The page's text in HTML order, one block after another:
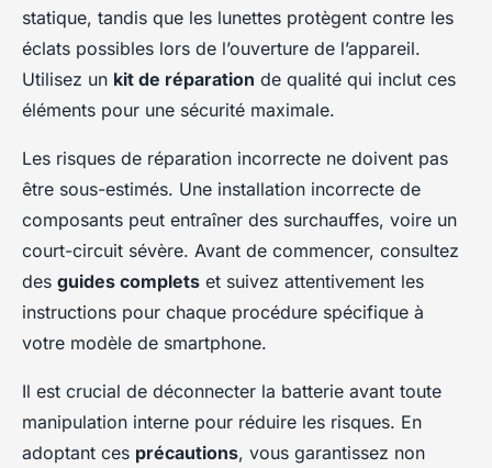
statique, tandis que les lunettes protègent contre les
éclats possibles lors de l’ouverture de l’appareil.
Utilisez un kit de réparation de qualité qui inclut ces
éléments pour une sécurité maximale.
Les risques de réparation incorrecte ne doivent pas
être sous-estimés. Une installation incorrecte de
composants peut entraîner des surchauffes, voire un
court-circuit sévère. Avant de commencer, consultez
des guides complets et suivez attentivement les
instructions pour chaque procédure spécifique à
votre modèle de smartphone.
Il est crucial de déconnecter la batterie avant toute
manipulation interne pour réduire les risques. En
adoptant ces précautions, vous garantissez non